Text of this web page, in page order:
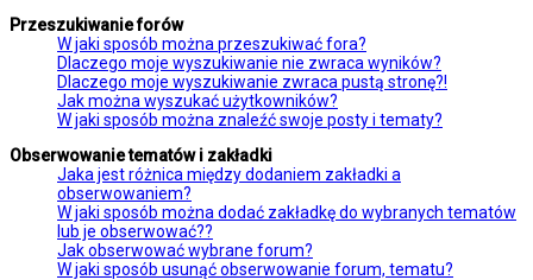
Przeszukiwanie forów
W jaki sposób można przeszukiwać fora?
Dlaczego moje wyszukiwanie nie zwraca wyników?
Dlaczego moje wyszukiwanie zwraca pustą stronę?!
Jak można wyszukać użytkowników?
W jaki sposób można znaleźć swoje posty i tematy?
Obserwowanie tematów i zakładki
Jaka jest różnica między dodaniem zakładki a
obserwowaniem?
W jaki sposób można dodać zakładkę do wybranych tematów
lub je obserwować??
Jak obserwować wybrane forum?
W jaki sposób usunąć obserwowanie forum, tematu?